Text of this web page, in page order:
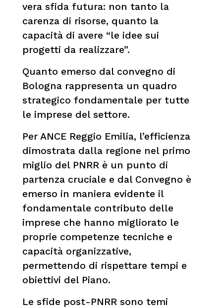
vera sfida futura: non tanto la
carenza di risorse, quanto la
capacità di avere “le idee sui
progetti da realizzare”.
Quanto emerso dal convegno di
Bologna rappresenta un quadro
strategico fondamentale per tutte
le imprese del settore.
Per ANCE Reggio Emilia, l’efficienza
dimostrata dalla regione nel primo
miglio del PNRR è un punto di
partenza cruciale e dal Convegno è
emerso in maniera evidente il
fondamentale contributo delle
imprese che hanno migliorato le
proprie competenze tecniche e
capacità organizzative,
permettendo di rispettare tempi e
obiettivi del Piano.
Le sfide post-PNRR sono temi